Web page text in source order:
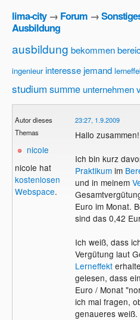
lima-city→ Forum →
Ausbildung
ausbildung bekommen
ingenieur interessejemand
studium summe unternehmen
Autor dieses
Themas
nicole
nicole hat
kostenlosen
Webspace.
23:27, 1.9.2009
Hallo zusammen!
Ich bin kurz
Praktikumim
und in meinem
Euro im Monat.
sind das 0,42
Ich weiß, dass
Vergütung laut
Lerneffekt
gelesen, dass
Euro / Monat
ich mal fragen,
genaueres weiß.